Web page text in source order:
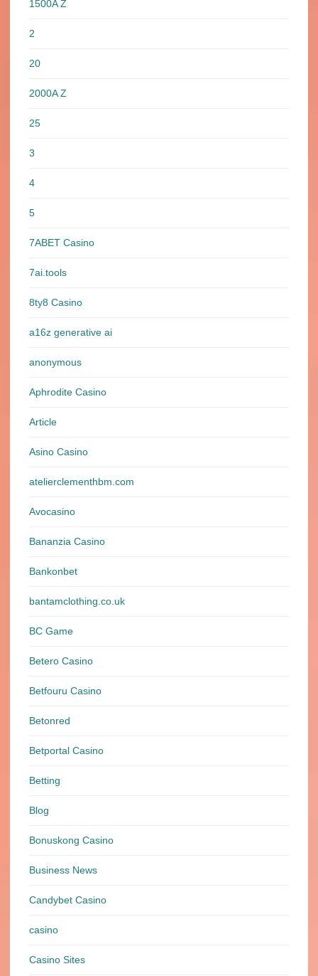
1500A Z
2
20
2000A Z
25
3
4
5
7ABET Casino
7ai.tools
8ty8 Casino
a16z generative ai
anonymous
Aphrodite Casino
Article
Asino Casino
atelierclementhbm.com
Avocasino
Bananzia Casino
Bankonbet
bantamclothing.co.uk
BC Game
Betero Casino
Betfouru Casino
Betonred
Betportal Casino
Betting
Blog
Bonuskong Casino
Business News
Candybet Casino
casino
Casino Sites